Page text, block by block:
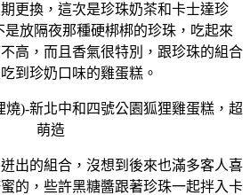
更換，這次是珍珠奶茶和卡士達珍
是放隔夜那種硬梆梆的珍珠，吃起來
高，而且香氣很特別，跟珍珠的組合
到珍奶口味的雞蛋糕。
出的組合，沒想到後來也滿多客人喜
的，些許黑糖醬跟著珍珠一起拌入卡